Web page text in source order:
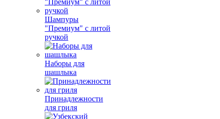
Шампуры
"Премиум" с литой
ручкой
Наборы для
шашлыка
Принадлежности
для гриля